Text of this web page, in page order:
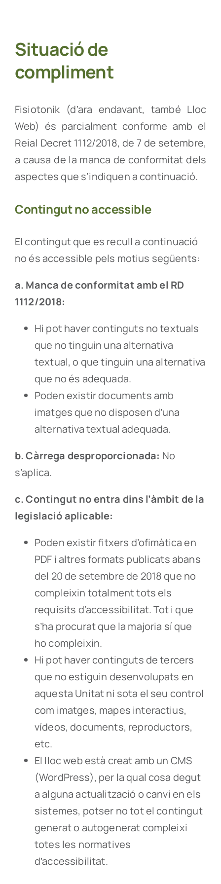
Situació de
compliment
Fisiotonik (d’ara endavant, també Lloc
Web) és parcialment conforme amb el
Reial Decret 1112/2018, de 7 de setembre,
a causa de la manca de conformitat dels
aspectes que s’indiquen a continuació.
Contingut no accessible
El contingut que es recull a continuació
no és accessible pels motius següents:
a. Manca de conformitat amb el RD
1112/2018:
Hi pot haver continguts no textuals
que no tinguin una alternativa
textual, o que tinguin una alternativa
que no és adequada.
Poden existir documents amb
imatges que no disposen d’una
alternativa textual adequada.
b. Càrrega desproporcionada: No
s’aplica.
c. Contingut no entra dins l’àmbit de la
legislació aplicable:
Poden existir fitxers d’ofimàtica en
PDF i altres formats publicats abans
del 20 de setembre de 2018 que no
compleixin totalment tots els
requisits d’accessibilitat. Tot i que
s’ha procurat que la majoria sí que
ho compleixin.
Hi pot haver continguts de tercers
que no estiguin desenvolupats en
aquesta Unitat ni sota el seu control
com imatges, mapes interactius,
vídeos, documents, reproductors,
etc.
El lloc web està creat amb un CMS
(WordPress), per la qual cosa degut
a alguna actualització o canvi en els
sistemes, potser no tot el contingut
generat o autogenerat compleixi
totes les normatives
d’accessibilitat.